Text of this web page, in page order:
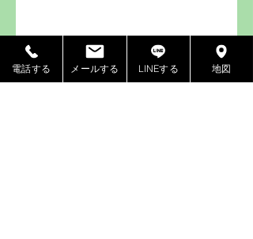
電話する メールする LINEする 地図